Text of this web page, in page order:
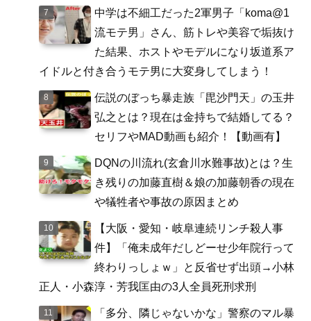
中学は不細工だった2軍男子「koma@1
流モテ男」さん、筋トレや美容で垢抜け
た結果、ホストやモデルになり坂道系ア
イドルと付き合うモテ男に大変身してしまう！
伝説のぼっち暴走族「毘沙門天」の玉井
弘之とは？現在は金持ちで結婚してる？
セリフやMAD動画も紹介！【動画有】
DQNの川流れ(玄倉川水難事故)とは？生
き残りの加藤直樹＆娘の加藤朝香の現在
や犠牲者や事故の原因まとめ
【大阪・愛知・岐阜連続リンチ殺人事
件】「俺未成年だしどーせ少年院行って
終わりっしょｗ」と反省せず出頭→小林
正人・小森淳・芳我匡由の3人全員死刑求刑
「多分、隣じゃないかな」警察のマル暴